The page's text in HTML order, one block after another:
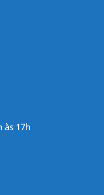
às 17h